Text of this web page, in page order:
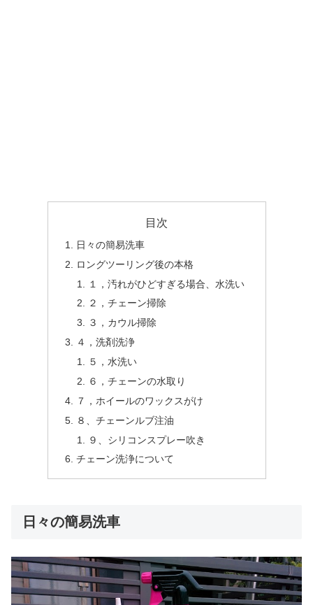
目次
日々の簡易洗車
ロングツーリング後の本格
１，汚れがひどすぎる場合、水洗い
２，チェーン掃除
３，カウル掃除
４，洗剤洗浄
５，水洗い
６，チェーンの水取り
７，ホイールのワックスがけ
８、チェーンルブ注油
９、シリコンスプレー吹き
チェーン洗浄について
日々の簡易洗車